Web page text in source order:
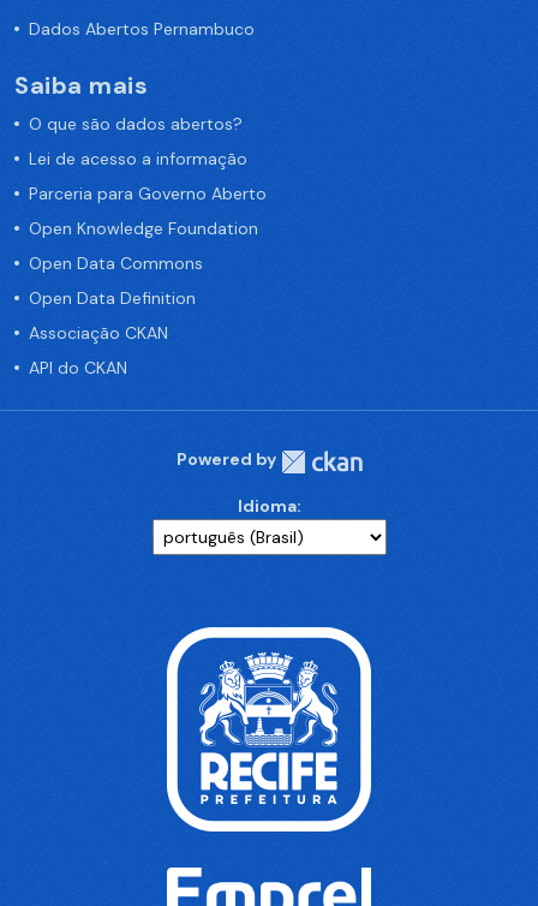
Dados Abertos Pernambuco
Saiba mais
O que são dados abertos?
Lei de acesso a informação
Parceria para Governo Aberto
Open Knowledge Foundation
Open Data Commons
Open Data Definition
Associação CKAN
API do CKAN
Powered by
Idioma